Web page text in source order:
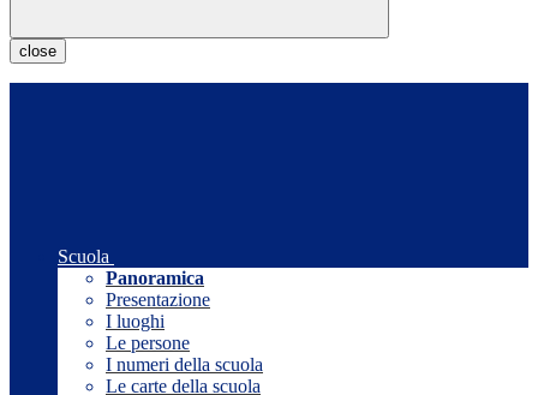
close
Scuola
Panoramica
Presentazione
I luoghi
Le persone
I numeri della scuola
Le carte della scuola